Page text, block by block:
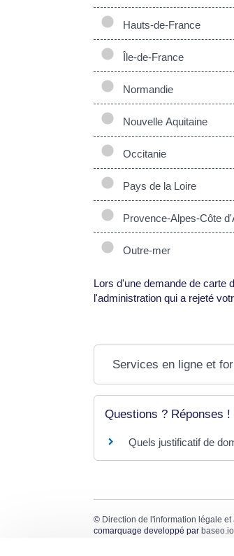
Hauts-de-France
Île-de-France
Normandie
Nouvelle Aquitaine
Occitanie
Pays de la Loire
Provence-Alpes-Côte
Outre-mer
Lors d'une demande de carte
l'administration qui a rejeté
Services en ligne et
Questions ? Réponses !
Quels justificatif de
© Direction de l'information légale et
comarquage developpé parbaseo.io